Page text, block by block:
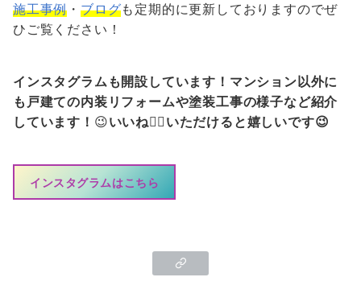
施工事例 ・ブログも定期的に更新しておりますのでぜ
ひご覧ください！
インスタグラムも開設しています！マンション以外に
も戸建ての内装リフォームや塗装工事の様子など紹介
しています！ 😉いいね👍🏻いただけると嬉しいです😉
インスタグラムはこちら